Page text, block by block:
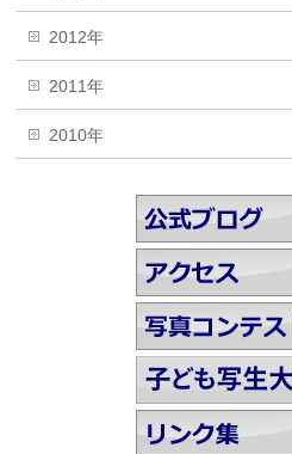
2012年
2011年
2010年